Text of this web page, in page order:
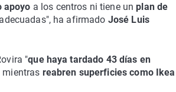
apoyo a los centros ni tiene unplan de
ha afirmado José Luis
"que haya tardado 43 días en
mientras reabren superficies como Ikea